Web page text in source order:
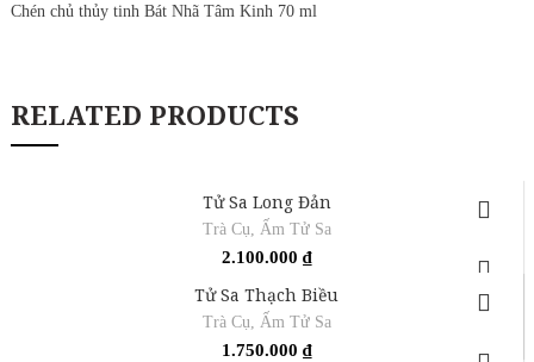
Chén chủ thủy tinh Bát Nhã Tâm Kinh 70 ml
RELATED PRODUCTS
Tử Sa Long Đản
Trà Cụ, Ấm Tử Sa
2.100.000 ₫
Tử Sa Thạch Biều
Trà Cụ, Ấm Tử Sa
1.750.000 ₫